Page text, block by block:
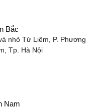
Bắc
nhỏ Từ Liêm, P. Phương
Tp. Hà Nội
Nam